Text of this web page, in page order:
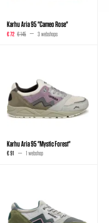
Karhu Aria 95 "Cameo Rose"
€ 72 € 145 3 webshops
Karhu Aria 95 "Mystic Forest"
€ 91 1 webshop